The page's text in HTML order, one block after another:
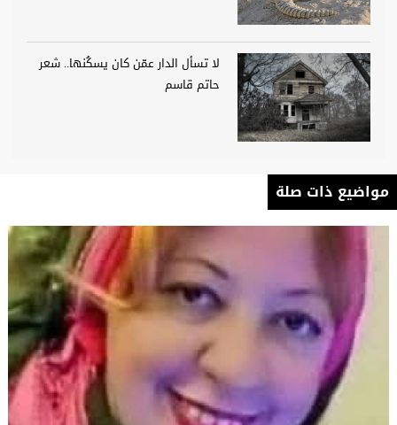
لا تسأل الدار عمّن كان يسكُنها.. شعر
حاتم قاسم
مواضيع ذات صلة